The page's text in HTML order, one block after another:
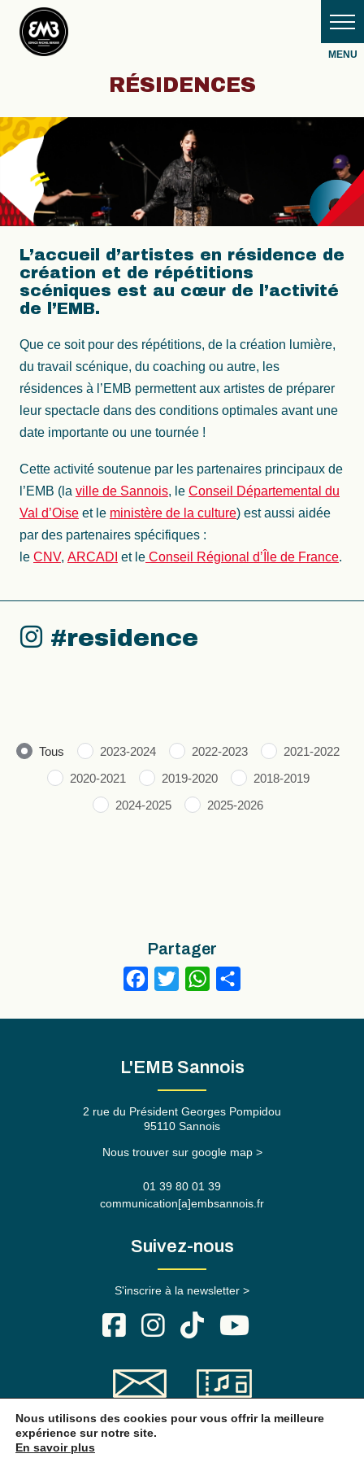
RÉSIDENCES
L’accueil d’artistes en résidence de
création et de répétitions
scéniques est au cœur de l’activité
de l’EMB.
Que ce soit pour des répétitions, de la création lumière,
du travail scénique, du coaching ou autre, les
résidences à l’EMB permettent aux artistes de préparer
leur spectacle dans des conditions optimales avant une
date importante ou une tournée !
Cette activité soutenue par les partenaires principaux de
l’EMB (la ville de Sannois, le Conseil Départemental du
Val d’Oise et le ministère de la culture) est aussi aidée
par des partenaires spécifiques :
le CNV, ARCADI et le Conseil Régional d’Île de France.
#residence
Tous 2023-2024 2022-2023
2021-2022
2020-2021
2019-2020
2018-2019
2024-2025
2025-2026
Partager
Facebook
Twitter WhatsApp
L'EMB Sannois
2 rue du Président Georges Pompidou
95110 Sannois
Nous trouver sur google map >
01 39 80 01 39
communication[a]embsannois.fr
Suivez-nous
S'inscrire à la newsletter >
Contact Billetterie
Nous utilisons des cookies pour vous offrir la meilleure
expérience sur notre site.
En savoir plus